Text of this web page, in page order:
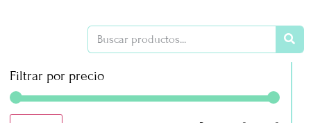
Filtrar por precio